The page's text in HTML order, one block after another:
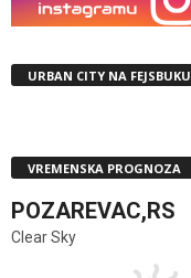
URBAN CITY NA FEJSBUKU
VREMENSKA PROGNOZA
POZAREVAC,RS
Clear Sky